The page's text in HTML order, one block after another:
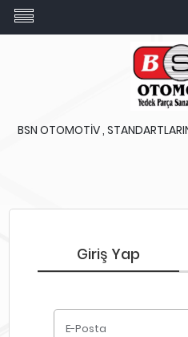
BSN OTOMOTİV ,
Giriş Yap
E-Posta